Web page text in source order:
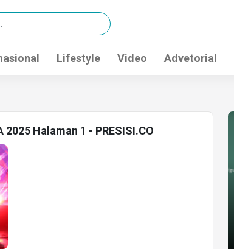
Lifestyle Video Advetorial
Halaman 1 - PRESISI.CO